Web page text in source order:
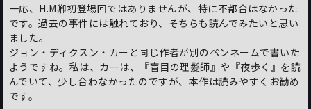
一応、H.M卿初登場回ではありませんが、特に不都合はなかった
です。過去の事件には触れており、そちらも読んでみたいと思い
ました。
ジョン・ディクスン・カーと同じ作者が別のペンネームで書いた
ようですね。私は、カーは、『盲目の理髪師』や『夜歩く』を読
んでいて、少し合わなかったのですが、本作は読みやすくお勧め
です。